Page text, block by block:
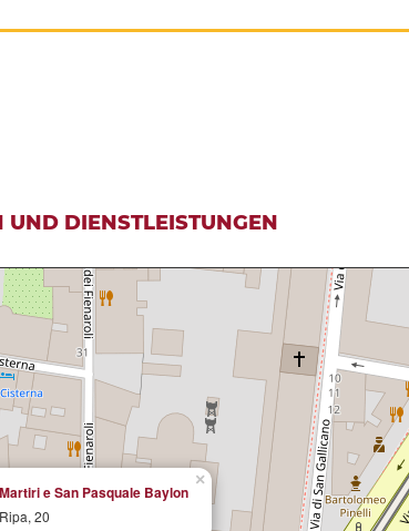
UND DIENSTLEISTUNGEN
×
e San Pasquale Baylon
20